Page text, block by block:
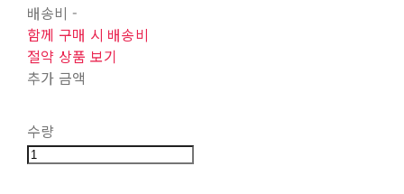
배송비 -
함께 구매 시 배송비
절약 상품 보기
추가 금액
수량